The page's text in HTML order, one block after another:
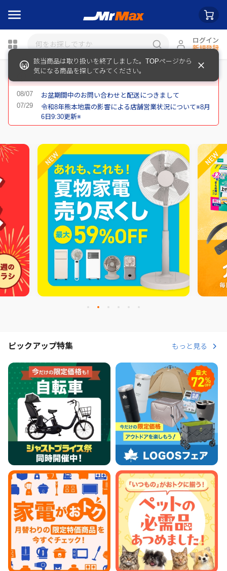
ログイン
新規登録
お盆期間中のお問い合わせと配送につきまして
令和8年熊本地震の影響による店舗営業状況について※8月
6日9:30更新※
ピックアップ特集 もっと見る